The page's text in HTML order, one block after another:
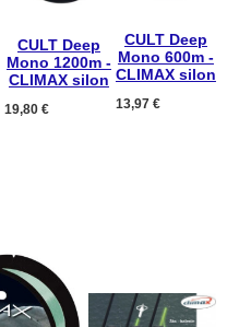
CULT Deep
Mono 1200m -
CLIMAX silon
19,80 €
CULT Deep
Mono 600m -
CLIMAX silon
13,97 €